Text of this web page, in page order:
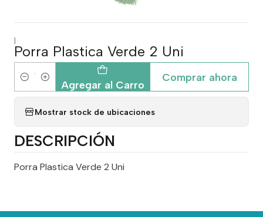
|
Porra Plastica Verde 2 Uni
Cantidad Agregar al Carro
Comprar ahora
Mostrar stock de ubicaciones
DESCRIPCIÓN
Porra Plastica Verde 2 Uni